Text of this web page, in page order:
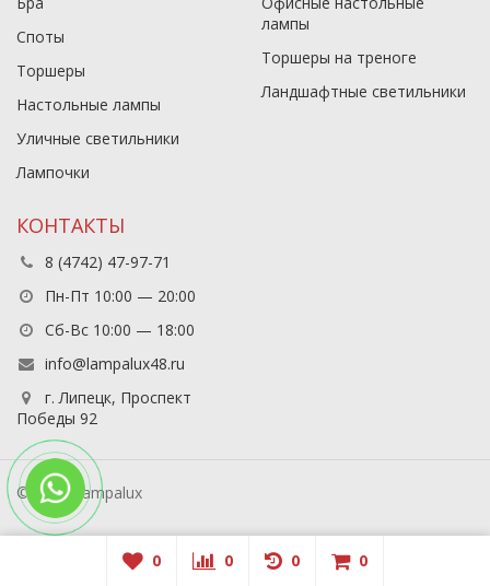
Споты
Торшеры
Настольные лампы
Уличные светильники
Лампочки
лампы
Торшеры на треноге
Ландшафтные светильники
КОНТАКТЫ
8 (4742) 47-97-71
Пн-Пт 10:00 — 20:00
Сб-Вс 10:00 — 18:00
info@lampalux48.ru
г. Липецк, Проспект
Победы 92
© 2026 Lampalux
0 0 0 0